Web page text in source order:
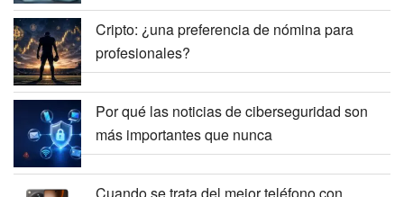
Cripto: ¿una preferencia de nómina para
profesionales?
Por qué las noticias de ciberseguridad son
más importantes que nunca